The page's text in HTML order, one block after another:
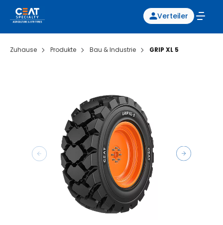
Verteiler
Zuhause Produkte Bau & Industrie GRIP XL 5